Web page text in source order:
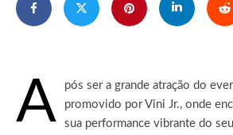
A
pós ser a grande atração do
promovido por Vini Jr., onde
sua performance vibrante do